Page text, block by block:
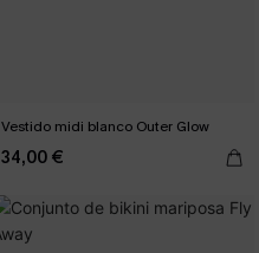
Vestido midi blanco Outer Glow
34,00 €